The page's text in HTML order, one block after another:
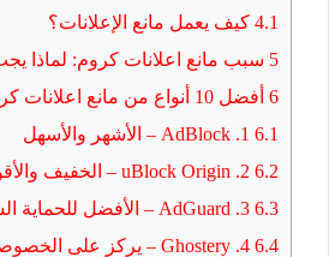
4.1 كيف يعمل مانع الإعلانات؟
5 سبب مانع اعلانات كروم: لماذا
6 أفضل 10 أنواع من مانع اعلانات كروم في 2026
6.1
6.2
6.3
6.4